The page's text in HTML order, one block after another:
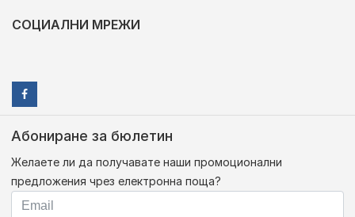
СОЦИАЛНИ МРЕЖИ
Абониране за бюлетин
Желаете ли да получавате наши промоционални
предложения чрез електронна поща?